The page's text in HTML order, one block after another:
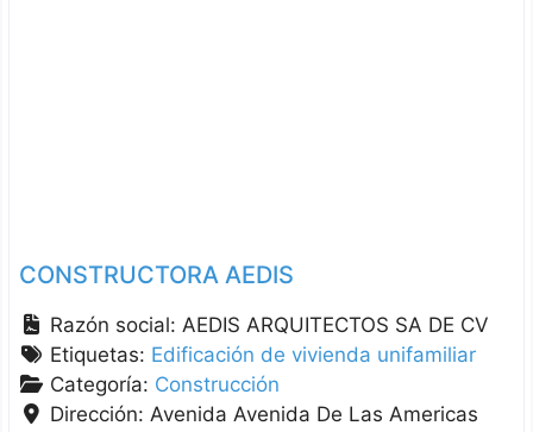
CONSTRUCTORA AEDIS
Razón social: AEDIS ARQUITECTOS SA DE CV
Etiquetas: Edificación de vivienda unifamiliar
Categoría: Construcción
Dirección: Avenida Avenida De Las Americas